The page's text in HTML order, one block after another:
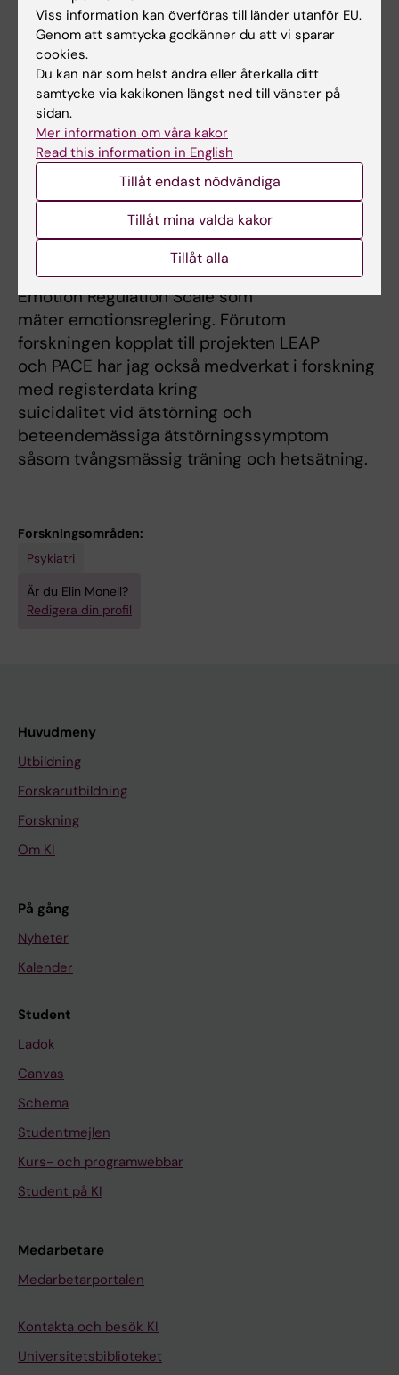
svårighetsgrad av
ätstörningsproblematik, ätstörningsdiagnos
och utfall i ätstörning. Det
undersökte även kopplingen mellan
emotionsreglering och självbild i
relation till ätstörningssymptom med
förhoppning om att förstå mer hur
psykologiska variabler kan försvåra eller
underlätta tillfrisknande från
ätstörning. Jag har även arbetat med
utvärdering av psykometriska
egenskaper hos frågeformuläret Difficulties in
Emotion Regulation Scale som
mäter emotionsreglering. Förutom
forskningen kopplat till projekten LEAP
och PACE har jag också medverkat i forskning
med registerdata kring
suicidalitet vid ätstörning och
beteendemässiga ätstörningssymptom
såsom tvångsmässig träning och hetsätning.
Forskningsområden:
Psykiatri
Är du Elin Monell?
Redigera din profil
Huvudmeny
Utbildning
Forskarutbildning
Forskning
Om KI
På gång
Nyheter
Kalender
Student
Ladok
Canvas
Schema
Studentmejlen
Kurs- och programwebbar
Student på KI
Medarbetare
Medarbetarportalen
Kontakta och besök KI
Universitetsbiblioteket
Viss information kan överföras till länder utanför EU.
Genom att samtycka godkänner du att vi sparar
cookies.
Du kan när som helst ändra eller återkalla ditt
samtycke via kakikonen längst ned till vänster på
sidan.
Mer information om våra kakor
Read this information in English
Tillåt endast nödvändiga
Tillåt mina valda kakor
Tillåt alla